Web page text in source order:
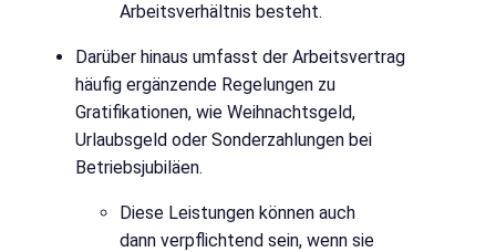
Arbeitsverhältnis besteht.
Darüber hinaus umfasst der Arbeitsvertrag
häufig ergänzende Regelungen zu
Gratifikationen, wie Weihnachtsgeld,
Urlaubsgeld oder Sonderzahlungen bei
Betriebsjubiläen.
Diese Leistungen können auch
dann verpflichtend sein, wenn sie